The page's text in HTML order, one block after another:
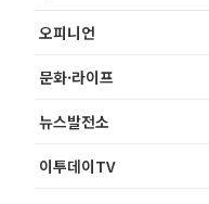
오피니언
문화·라이프
뉴스발전소
이투데이TV